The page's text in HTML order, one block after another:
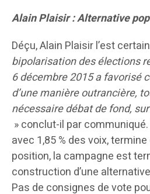
Alain Plaisir : Alternative
Déçu, Alain Plaisir l’est
bipolarisation des élections
6 décembre 2015 a favorisé
d’une manière outrancière,
nécessaire débat de fond,
» conclut-il par
avec 1,85 % des voix,
position, la campagne est
construction d’une
Pas de consignes de vote